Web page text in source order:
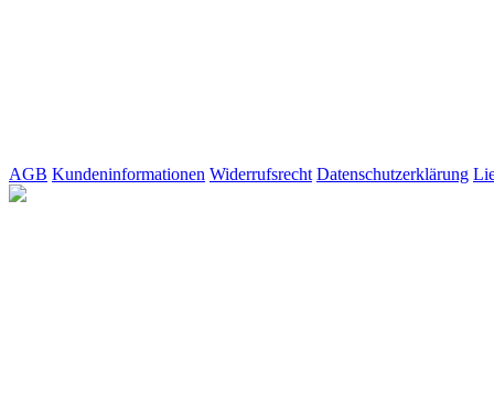
AGB Kundeninformationen Widerrufsrecht Datenschutzerklärung